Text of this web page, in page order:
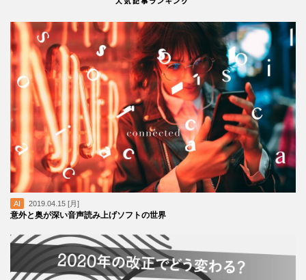
AI 2019.04.15 [月]
意外と奥が深い音声読み上げソフトの世界